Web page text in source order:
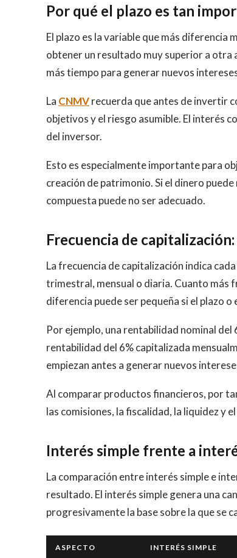
Por qué el plazo es tan
El plazo es la variable que más diferencia
obtener un resultado muy superior a otra
más tiempo para generar nuevos
La CNMVrecuerda que antes de invertir
objetivos y el riesgo asumible. El interés
del inversor.
Esto es especialmente importante para
creación de patrimonio. Si el dinero
compuesta puede no ser adecuado.
Frecuencia de
La frecuencia de capitalización indica
trimestral, mensual o diaria. Cuanto más
diferencia puede ser pequeña si el plazo
Por ejemplo, una rentabilidad nominal
rentabilidad del 6% capitalizada
empiezan antes a generar nuevos
Al comparar productos financieros, por
las comisiones, la fiscalidad, la liquidez y
Interés simple frente a
La comparación entre interés simple e
resultado. El interés simple genera una
progresivamente la base sobre la que se
ASPECTO INTERÉS SIMPLE